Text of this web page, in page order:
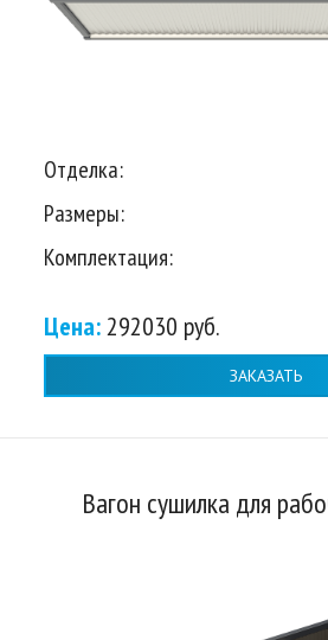
Отделка:
Размеры:
Комплектация:
Цена:292030 руб.
ЗАКАЗАТЬ
Вагон сушилка для